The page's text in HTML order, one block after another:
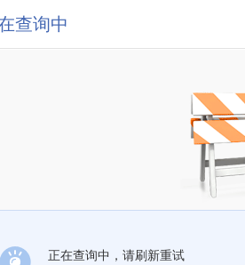
查询中
正在查询中，请刷新重试